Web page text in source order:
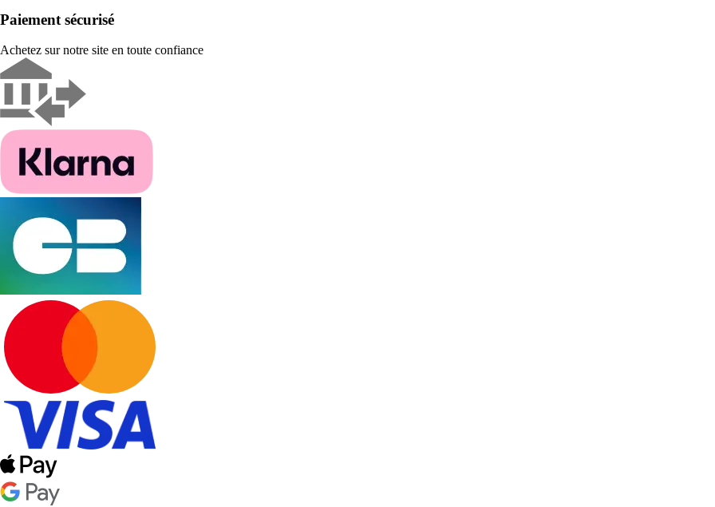
Paiement sécurisé
Achetez sur notre site en toute confiance